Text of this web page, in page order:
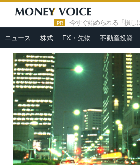
PR 今すぐ始められる「損し
ニュース 株式 FX・先物 不動産投資
HOME » 市況ヘッドライン
NY金
時間外取引で下げ幅拡大